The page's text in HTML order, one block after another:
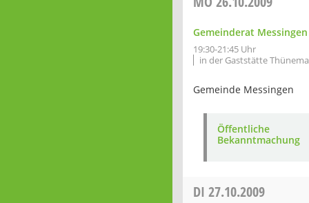
Gemeinderat Messingen
19:30-21:45 Uhr
in der Gaststätte
Gemeinde Messingen
Öffentliche
Bekanntmachung
DI 27.10.2009